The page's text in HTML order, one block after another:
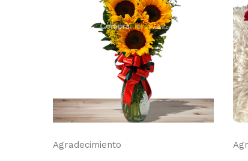
Agradecimiento